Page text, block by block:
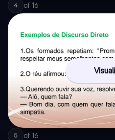
4 of 16
5 of 16